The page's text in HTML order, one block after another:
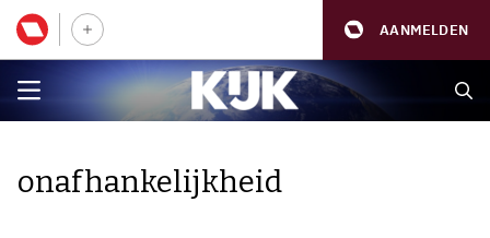
AANMELDEN
onafhankelijkheid